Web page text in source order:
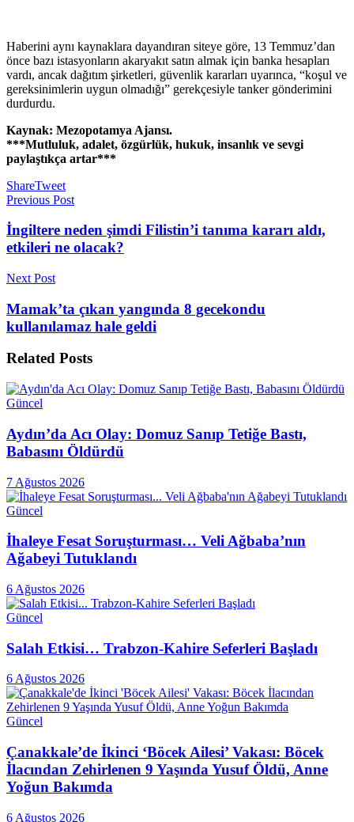
Haberini aynı kaynaklara dayandıran siteye göre, 13 Temmuz’dan
önce bazı istasyonların akaryakıt satın almak için banka hesapları
vardı, ancak dağıtım şirketleri, güvenlik kararları uyarınca, “koşul ve
gereksinimlerin uygun olmadığı” gerekçesiyle tanker gönderimini
durdurdu.
Kaynak: Mezopotamya Ajansı.
***Mutluluk, adalet, özgürlük, hukuk, insanlık ve sevgi
paylaştıkça artar***
ShareTweet
Previous Post
İngiltere neden şimdi Filistin’i tanıma kararı aldı,
etkileri ne olacak?
Next Post
Mamak’ta çıkan yangında 8 gecekondu
kullanılamaz hale geldi
Related Posts
Güncel
Aydın’da Acı Olay: Domuz Sanıp Tetiğe Bastı,
Babasını Öldürdü
7 Ağustos 2026
Güncel
İhaleye Fesat Soruşturması… Veli Ağbaba’nın
Ağabeyi Tutuklandı
6 Ağustos 2026
Güncel
Salah Etkisi… Trabzon-Kahire Seferleri Başladı
6 Ağustos 2026
Güncel
Çanakkale’de İkinci ‘Böcek Ailesi’ Vakası: Böcek
İlacından Zehirlenen 9 Yaşında Yusuf Öldü, Anne
Yoğun Bakımda
6 Ağustos 2026